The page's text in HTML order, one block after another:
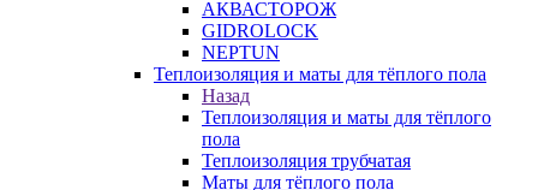
АКВАСТОРОЖ
GIDROLOCK
NEPTUN
Теплоизоляция и маты для тёплого пола
Назад
Теплоизоляция и маты для тёплого
пола
Теплоизоляция трубчатая
Маты для тёплого пола